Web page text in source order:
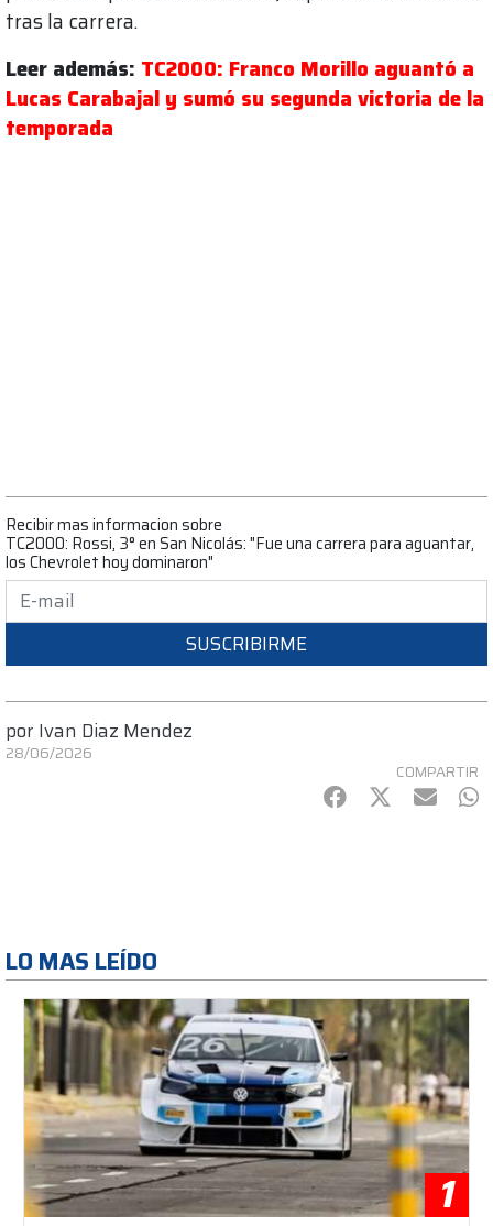
tras la carrera.
Leer además: TC2000: Franco Morillo aguantó a
Lucas Carabajal y sumó su segunda victoria de la
temporada
Recibir mas informacion sobre
TC2000: Rossi, 3° en San Nicolás: "Fue una carrera para aguantar,
los Chevrolet hoy dominaron"
SUSCRIBIRME
por Ivan Diaz Mendez
28/06/2026
COMPARTIR
Facebook
Twitter
mail
LO MAS LEÍDO
1